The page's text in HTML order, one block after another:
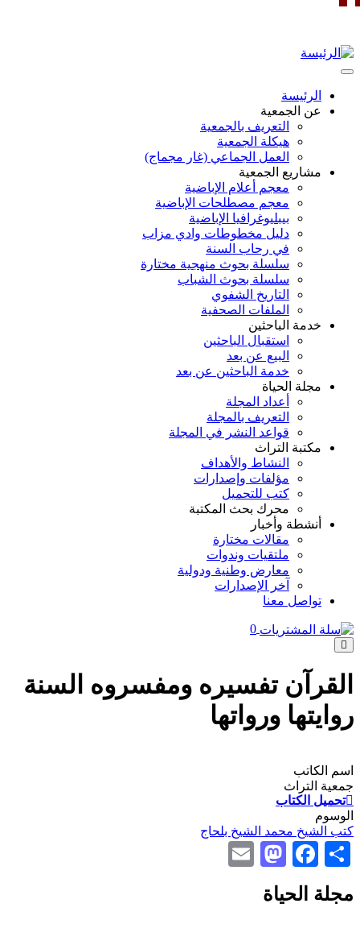
المحتوى
الرئيسي
Toggle
Main
navigation
الرئيسة
عن الجمعية
التعريف بالجمعية
هيكلة الجمعية
العمل الجماعي (غار مجماج)
مشاريع الجمعية
معجم أعلام الإباضية
معجم مصطلحات الإباضية
بيبليوغرافيا الإباضية
دليل مخطوطات وادي مزاب
في رحاب السنة
سلسلة بحوث منهجية مختارة
سلسلة بحوث الشباب
التاريخ الشفوي
الملفات الصحفية
خدمة الباحثين
استقبال الباحثين
البيع عن بعد
خدمة الباحثين عن بعد
مجلة الحياة
أعداد المجلة
التعريف بالمجلة
قواعد النشر في المجلة
مكتبة التراث
النشاط والأهداف
مؤلفات وإصدارات
كتب للتحميل
محرك بحث المكتبة
أنشطة وأخبار
مقالات مختارة
ملتقيات وندوات
معارض وطنية ودولية
آخر الإصدارات
تواصل معنا
0
القرآن تفسيره ومفسروه السنة
روايتها ورواتها
اسم الكاتب
جمعية التراث
تحميل الكتاب
الوسوم
كتب الشيخ محمد الشيخ بلحاج
Share
Facebook
Mastodon
Email
مجلة الحياة